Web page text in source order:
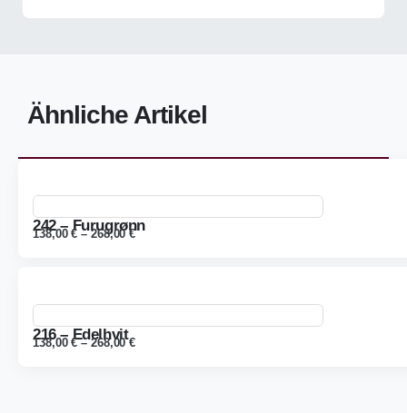
Ähnliche Artikel
242 – Furugrønn
138,00€ –268,00€
216 – Edelhvit
138,00€–268,00€